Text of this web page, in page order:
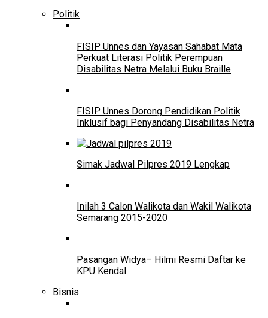
Politik
FISIP Unnes dan Yayasan Sahabat Mata
Perkuat Literasi Politik Perempuan
Disabilitas Netra Melalui Buku Braille
FISIP Unnes Dorong Pendidikan Politik
Inklusif bagi Penyandang Disabilitas Netra
Simak Jadwal Pilpres 2019 Lengkap
Inilah 3 Calon Walikota dan Wakil Walikota
Semarang 2015-2020
Pasangan Widya– Hilmi Resmi Daftar ke
KPU Kendal
Bisnis